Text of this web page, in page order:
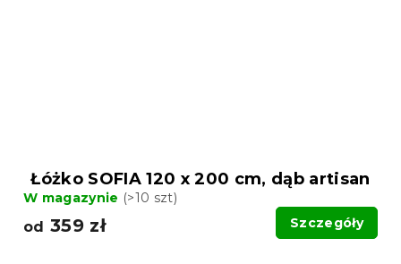
Łóżko SOFIA 120 x 200 cm, dąb artisan
W magazynie (>10 szt)
od 359 zł Szczegóły